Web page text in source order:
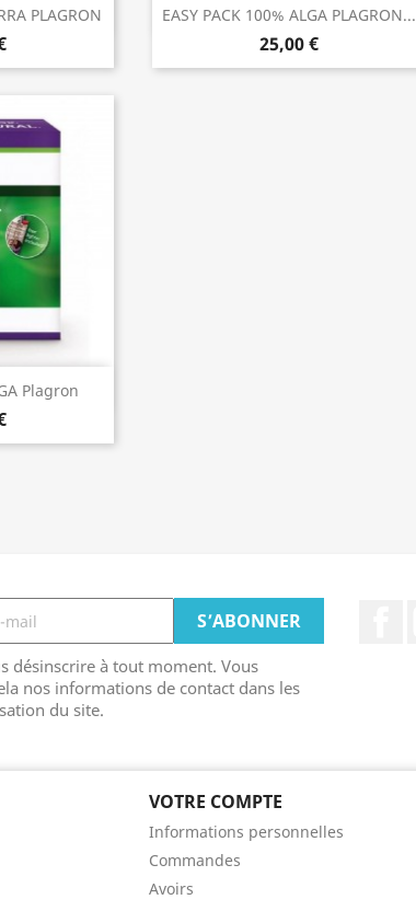
PLAGRON EASY PACK 100% ALGA PLAGRON...
25,00 €
 Aperçu rapide
Plagron
désinscrire à tout moment. Vous
nos informations de contact dans les
du site.
VOTRE COMPTE
Informations personnelles
Commandes
Avoirs